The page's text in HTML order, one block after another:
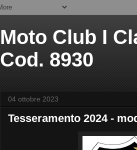
Moto Club I
Cod. 8930
04 ottobre 2023
Tesseramento 2024 -